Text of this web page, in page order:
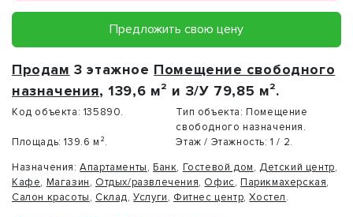
Предложить свою цену
Продам 3 этажное Помещение свободного
назначения, 139,6 м² и З/У 79,85 м².
Код объекта: 135890. Тип объекта: Помещение
свободного назначения.
Площадь: 139.6 м². Этаж / Этажность: 1 / 2.
Назначения: Апартаменты, Банк, Гостевой дом, Детский центр,
Кафе, Магазин, Отдых/развлечения, Офис, Парикмахерская,
Салон красоты, Склад,Услуги, Фитнес центр,Хостел.